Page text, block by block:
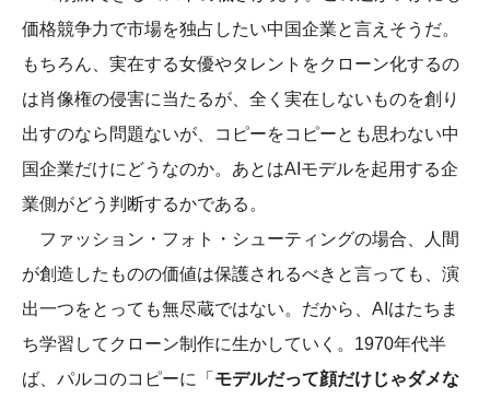
価格競争力で市場を独占したい中国企業と言えそうだ。
もちろん、実在する女優やタレントをクローン化するの
は肖像権の侵害に当たるが、全く実在しないものを創り
出すのなら問題ないが、コピーをコピーとも思わない中
国企業だけにどうなのか。あとはAIモデルを起用する企
業側がどう判断するかである。
ファッション・フォト・シューティングの場合、人間
が創造したものの価値は保護されるべきと言っても、演
出一つをとっても無尽蔵ではない。だから、AIはたちま
ち学習してクローン制作に生かしていく。1970年代半
ば、パルコのコピーに「 モデルだって顔だけじゃダメな